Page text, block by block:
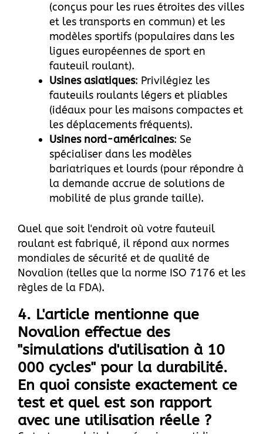
(conçus pour les rues étroites des villes
et les transports en commun) et les
modèles sportifs (populaires dans les
ligues européennes de sport en
fauteuil roulant).
Usines asiatiques: Privilégiez les
fauteuils roulants légers et pliables
(idéaux pour les maisons compactes et
les déplacements fréquents).
Usines nord-américaines: Se
spécialiser dans les modèles
bariatriques et lourds (pour répondre à
la demande accrue de solutions de
mobilité de plus grande taille).
Quel que soit l'endroit où votre fauteuil
roulant est fabriqué, il répond aux normes
mondiales de sécurité et de qualité de
Novalion (telles que la norme ISO 7176 et les
règles de la FDA).
4. L'article mentionne que
Novalion effectue des
"simulations d'utilisation à 10
000 cycles" pour la durabilité.
En quoi consiste exactement ce
test et quel est son rapport
avec une utilisation réelle ?